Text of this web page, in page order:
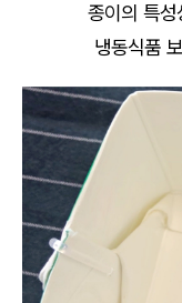
종이의 특성
냉동식품